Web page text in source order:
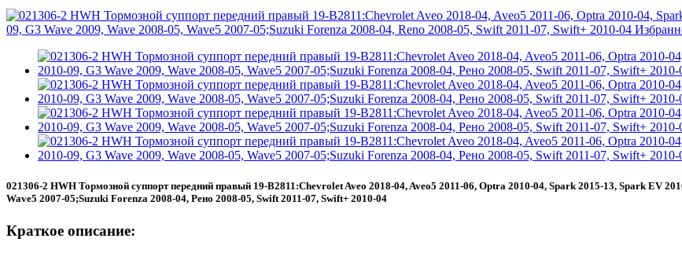
021306-2 HWH Тормозной суппорт передний правый 19-B2811:Chevrolet Aveo 2018-04, Aveo5 2011-06, Optra 2010-04, Spark 2015-13, Spark EV
Wave5 2007-05;Suzuki Forenza 2008-04, Рено 2008-05, Swift 2011-07, Swift+ 2010-04
Краткое описание: